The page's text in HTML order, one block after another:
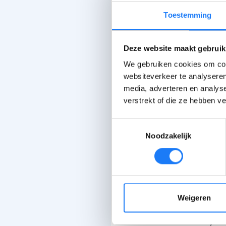
Toestemming
Deze website maakt
We gebruiken cookies om
websiteverkeer te
media, adverteren en
verstrekt of die ze hebben
Noodzakelijk
Weigeren
Het heeft
Zo lang
op een
dat hij
en dat
duidelijke
hoef hem
ik hem